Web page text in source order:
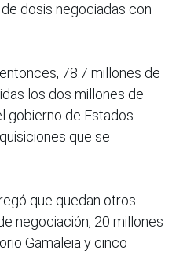
dosis negociadas con
78.7 millones de
los dos millones de
gobierno de Estados
que se
que quedan otros
negociación, 20 millones
Gamaleia y cinco